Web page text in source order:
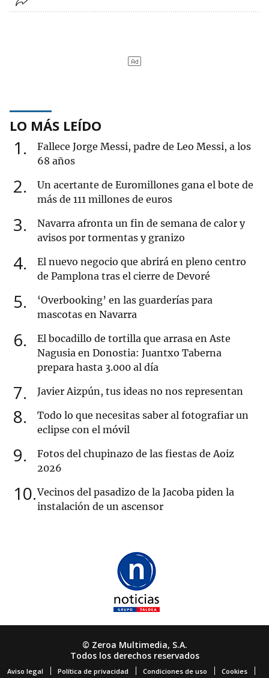
LO MÁS LEÍDO
1
Fallece Jorge Messi, padre de Leo Messi, a los
68 años
2
Un acertante de Euromillones gana el bote de
más de 111 millones de euros
3
Navarra afronta un fin de semana de calor y
avisos por tormentas y granizo
4
El nuevo negocio que abrirá en pleno centro
de Pamplona tras el cierre de Devoré
5
‘Overbooking’ en las guarderías para
mascotas en Navarra
6
El bocadillo de tortilla que arrasa en Aste
Nagusia en Donostia: Juantxo Taberna
prepara hasta 3.000 al día
7 Javier Aizpún, tus ideas no nos representan
8
Todo lo que necesitas saber al fotografiar un
eclipse con el móvil
9
Fotos del chupinazo de las fiestas de Aoiz
2026
10 Vecinos del pasadizo de la Jacoba piden la
instalación de un ascensor
© Zeroa Multimedia, S.A.
Todos los derechos reservados
Aviso legal Política de privacidad Condiciones de uso Cookies